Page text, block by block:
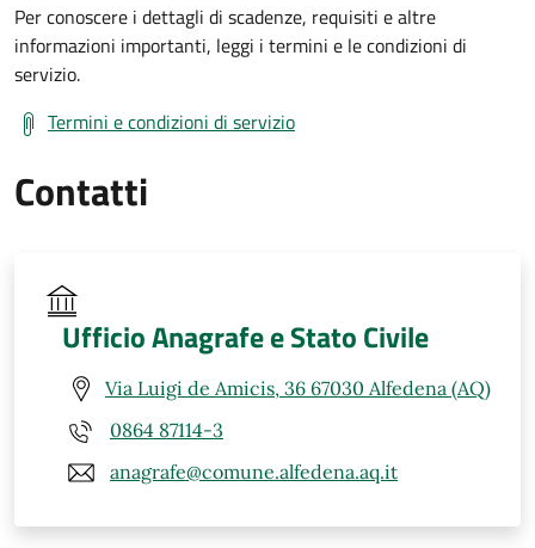
Per conoscere i dettagli di scadenze, requisiti e altre
informazioni importanti, leggi i termini e le condizioni di
servizio.
Termini e condizioni di servizio
Contatti
Ufficio Anagrafe e Stato Civile
Via Luigi de Amicis, 36 67030 Alfedena (AQ)
0864 87114-3
anagrafe@comune.alfedena.aq.it